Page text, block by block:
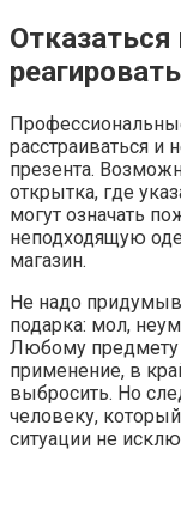
Отказаться
расстраиваться и
презента.
открытка, где
могут означать
неподходящую
магазин.
Не надо
подарка: мол,
Любому предмету
применение, в
выбросить. Но
человеку,
ситуации не